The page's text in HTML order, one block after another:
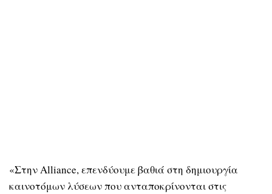
«Στην Alliance, επενδύουμε βαθιά στη δημιουργία
καινοτόμων λύσεων που ανταποκρίνονται στις